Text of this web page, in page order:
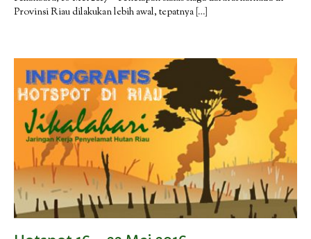
Provinsi Riau dilakukan lebih awal, tepatnya […]